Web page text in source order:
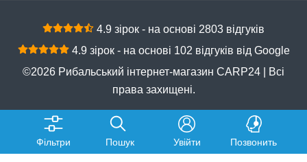
Фільтри Пошук Увійти Позвонить
4.9 зірок - на основі 2803 відгуків
4.9 зірок - на основі 102 відгуків від Google
©2026 Рибальський інтернет-магазин CARP24 | Всі
права захищені.